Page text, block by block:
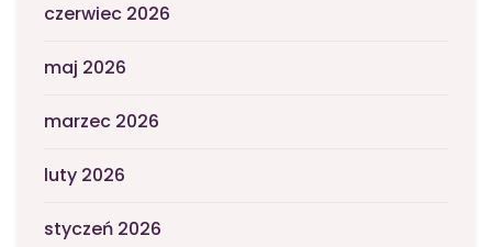
czerwiec 2026
maj 2026
marzec 2026
luty 2026
styczeń 2026